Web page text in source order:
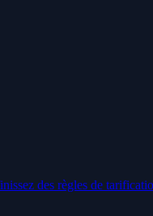
des règles de